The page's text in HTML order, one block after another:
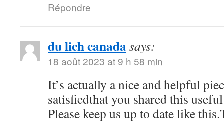
Répondre
du lich canadasays:
18 août 2023 at 9 h 58 min
It’s actually a nice and helpful
satisfiedthat you shared this
Please keep us up to date like